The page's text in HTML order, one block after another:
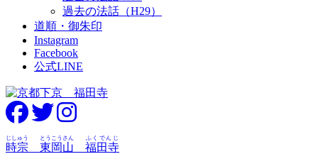
過去の法話（H29）
道順・御朱印
Instagram
Facebook
公式LINE
時宗
じしゅう
東岡山
とうこうさん
福田寺
ふくでんじ